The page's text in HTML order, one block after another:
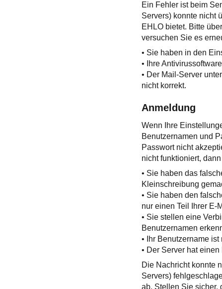
Ein Fehler ist beim
Servers) konnte nicht
EHLO bietet. Bitte
versuchen Sie es
• Sie haben in den
• Ihre
• Der Mail-Server
nicht korrekt.
Anmeldung
Wenn Ihre
Benutzernamen und
Passwort nicht
nicht funktioniert,
• Sie haben das
Kleinschreibung
• Sie haben den
nur einen Teil Ihrer E-
• Sie stellen eine
Benutzernamen
• Ihr Benutzername
• Der Server hat einen
Die Nachricht konnte
Servers)
ab. Stellen Sie sicher,